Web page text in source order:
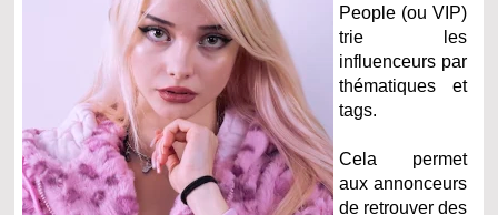
People (ou VIP)
trie les
influenceurs par
thématiques et
tags.
Cela permet
aux annonceurs
de retrouver des